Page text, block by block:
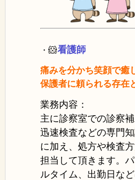
・ 🐹看護師
痛みを分かち笑顔で癒
保護者に頼られる存在
業務内容：
主に診察室での診察
迅速検査などの専門
に加え、処方や検査
担当して頂きます。
ルタイム、出勤日な